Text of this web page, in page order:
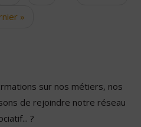
»
sur nos métiers, nos
de rejoindre notre réseau
?